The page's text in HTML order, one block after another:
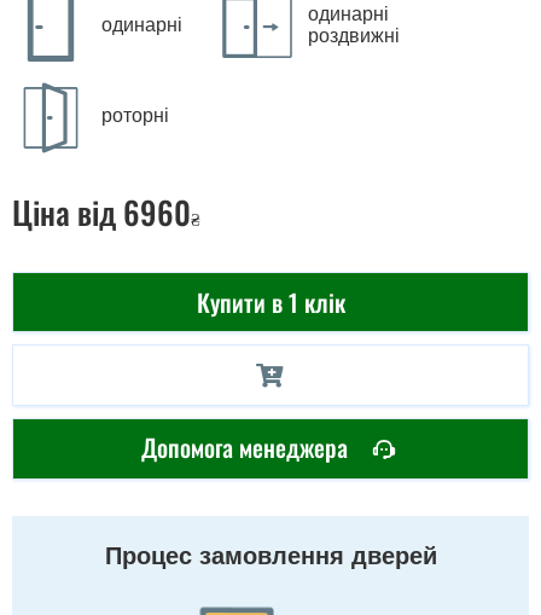
одинарні
одинарні
роздвижні
роторні
Ціна від 6960₴
Купити в 1 клік
Допомога менеджера
Процес замовлення дверей